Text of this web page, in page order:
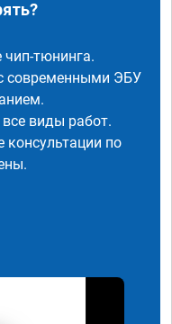
чип-тюнинга.
современными ЭБУ
виды работ.
по